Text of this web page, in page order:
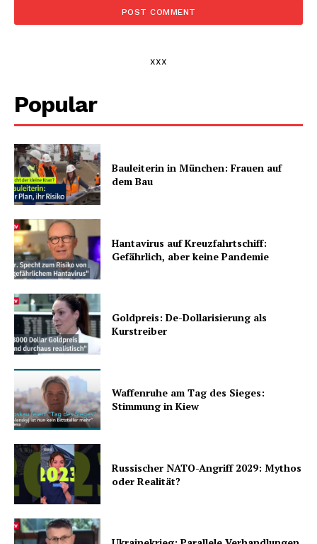
xxx
Popular
Bauleiterin in München: Frauen auf
dem Bau
Hantavirus auf Kreuzfahrtschiff:
Gefährlich, aber keine Pandemie
Goldpreis: De-Dollarisierung als
Kurstreiber
Waffenruhe am Tag des Sieges:
Stimmung in Kiew
Russischer NATO-Angriff 2029: Mythos
oder Realität?